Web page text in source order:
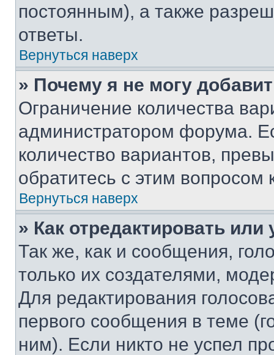
постоянным), а также
ответы.
Вернуться наверх
» Почему я не могу
Ограничение количества
администратором форума.
количество вариантов,
обратитесь с этим вопросом
Вернуться наверх
» Как отредактировать
Так же, как и сообщения,
только их создателями,
Для редактирования
первого сообщения в теме
ним). Если никто не успел